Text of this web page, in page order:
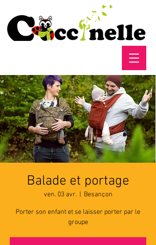
Balade et portage
ven. 03 avr.
  |
Besançon
Porter son enfant et se laisser porter par le
groupe